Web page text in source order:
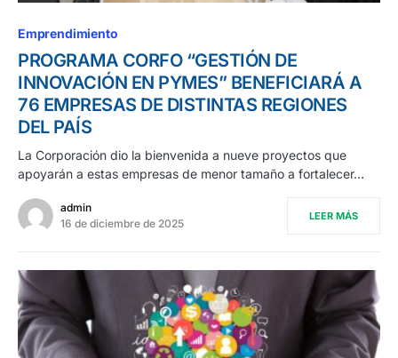
Emprendimiento
PROGRAMA CORFO “GESTIÓN DE
INNOVACIÓN EN PYMES” BENEFICIARÁ A
76 EMPRESAS DE DISTINTAS REGIONES
DEL PAÍS
La Corporación dio la bienvenida a nueve proyectos que
apoyarán a estas empresas de menor tamaño a fortalecer…
admin
16 de diciembre de 2025
LEER MÁS